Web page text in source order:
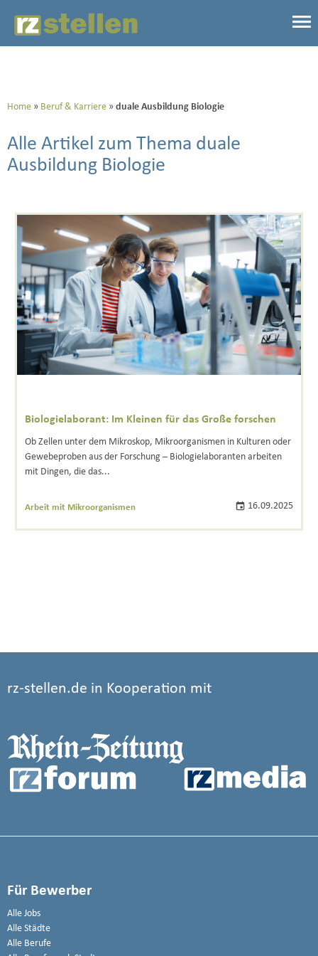
Home Beruf & Karriere duale Ausbildung Biologie
Alle Artikel zum Thema duale
Ausbildung Biologie
Biologielaborant: Im Kleinen für das Große forschen
Ob Zellen unter dem Mikroskop, Mikroorganismen in Kulturen oder
Gewebeproben aus der Forschung – Biologielaboranten arbeiten
mit Dingen, die das...
Arbeit mit Mikroorganismen 16.09.2025
rz-stellen.de in Kooperation mit
Für Bewerber
Alle Jobs
Alle Städte
Alle Berufe